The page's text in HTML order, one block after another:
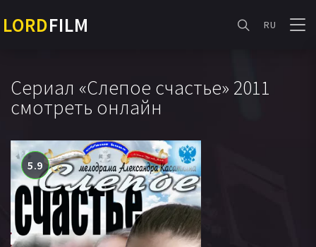
LORDFILM RU
Сериал «Слепое счастье» 2011
смотреть онлайн
5.9